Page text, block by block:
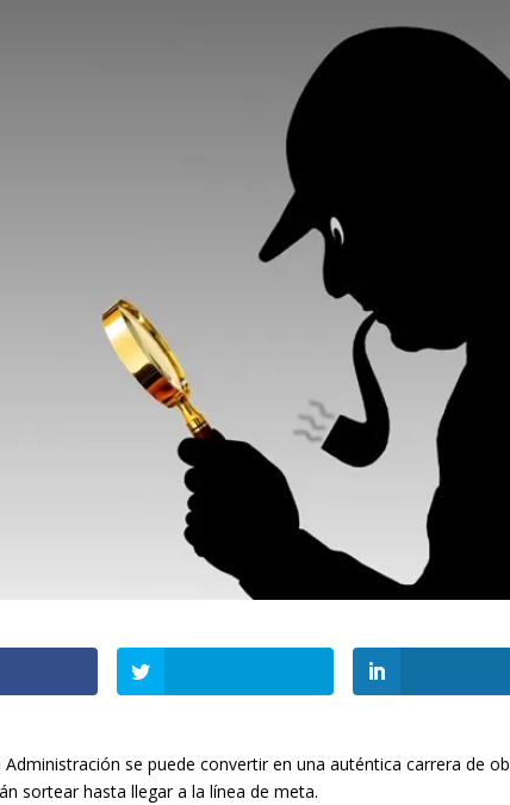
se puede convertir en una auténtica carrera de
sortear hasta llegar a la línea de meta.